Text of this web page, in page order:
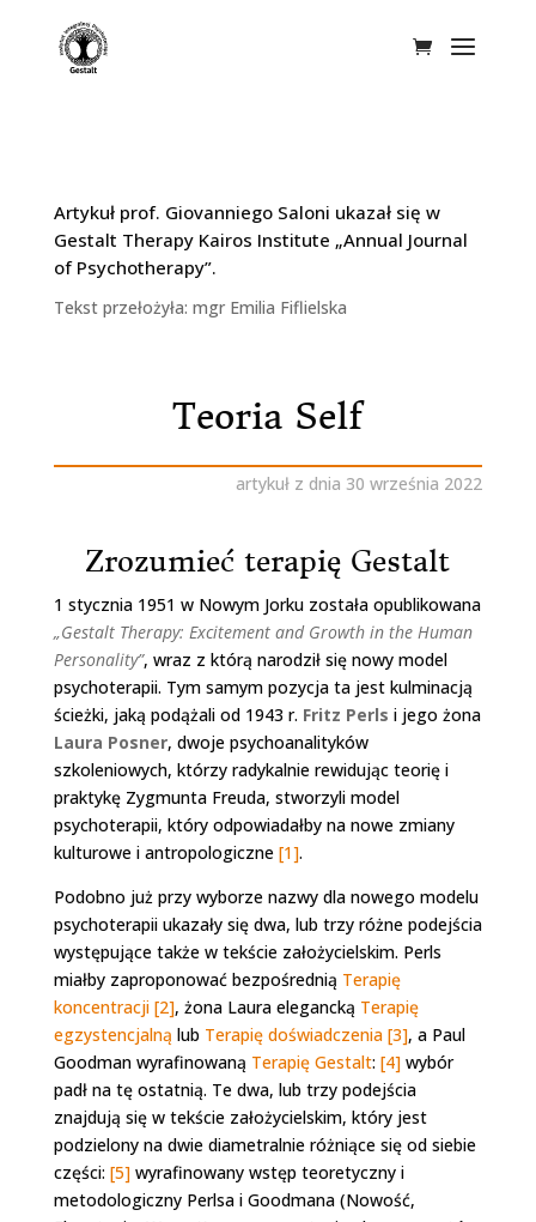
Artykuł prof. Giovanniego Saloni ukazał się w
Gestalt Therapy Kairos Institute „Annual Journal
of Psychotherapy”.
Tekst przełożyła: mgr Emilia Fiflielska
Teoria Self
artykuł z dnia 30 września 2022
Zrozumieć terapię Gestalt
1 stycznia 1951 w Nowym Jorku została opublikowana
„Gestalt Therapy: Excitement and Growth in the Human
Personality”, wraz z którą narodził się nowy model
psychoterapii. Tym samym pozycja ta jest kulminacją
ścieżki, jaką podążali od 1943 r. Fritz Perls i jego żona
Laura Posner, dwoje psychoanalityków
szkoleniowych, którzy radykalnie rewidując teorię i
praktykę Zygmunta Freuda, stworzyli model
psychoterapii, który odpowiadałby na nowe zmiany
kulturowe i antropologiczne [1].
Podobno już przy wyborze nazwy dla nowego modelu
psychoterapii ukazały się dwa, lub trzy różne podejścia
występujące także w tekście założycielskim. Perls
miałby zaproponować bezpośrednią Terapię
koncentracji [2], żona Laura elegancką Terapię
egzystencjalną lub Terapię doświadczenia [3], a Paul
Goodman wyrafinowaną Terapię Gestalt: [4]wybór
padł na tę ostatnią. Te dwa, lub trzy podejścia
znajdują się w tekście założycielskim, który jest
podzielony na dwie diametralnie różniące się od siebie
części: [5]wyrafinowany wstęp teoretyczny i
metodologiczny Perlsa i Goodmana (Nowość,